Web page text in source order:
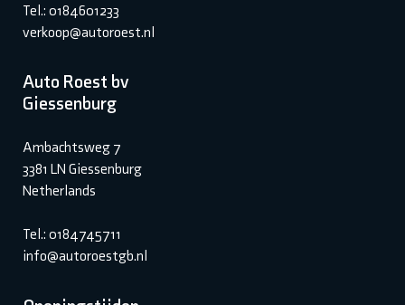
Tel.: 0184601233
verkoop@autoroest.nl
Auto Roest bv
Giessenburg
Ambachtsweg 7
3381 LN Giessenburg
Netherlands
Tel.: 0184745711
info@autoroestgb.nl